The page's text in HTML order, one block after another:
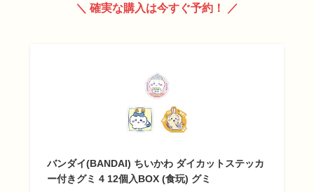
＼ 確実な購入は今すぐ予約！ ／
バンダイ(BANDAI) ちいかわ ダイカットステッカ
ー付きグミ 4 12個入BOX (食玩) グミ